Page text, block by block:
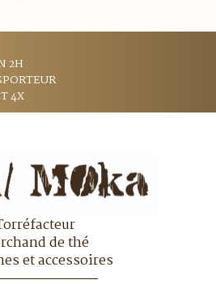
2H
4X
de thé
et accessoires